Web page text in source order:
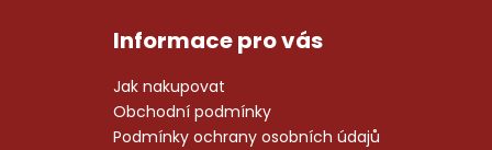
Informace pro vás
Jak nakupovat
Obchodní podmínky
Podmínky ochrany osobních údajů